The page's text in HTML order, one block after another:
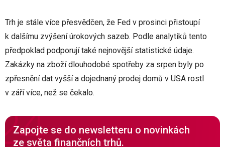
Trh je stále více přesvědčen, že Fed v prosinci přistoupí
k dalšímu zvýšení úrokových sazeb. Podle analytiků tento
předpoklad podporují také nejnovější statistické údaje.
Zakázky na zboží dlouhodobé spotřeby za srpen byly po
zpřesnění dat vyšší a dojednaný prodej domů v USA rostl
v září více, než se čekalo.
Zapojte se do newsletteru o novinkách
ze světa finančních trhů.